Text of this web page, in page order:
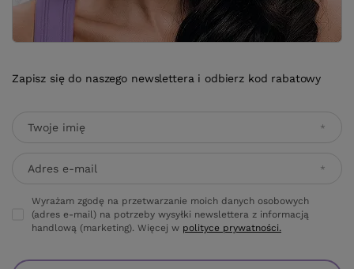
Zapisz się do naszego newslettera i odbierz kod rabatowy
Twoje imię
Adres e-mail
Wyrażam zgodę na przetwarzanie moich danych osobowych
(adres e-mail) na potrzeby wysyłki newslettera z informacją
handlową (marketing). Więcej w polityce prywatności.